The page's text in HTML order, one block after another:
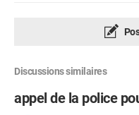
Discussions similaires
appel de la police